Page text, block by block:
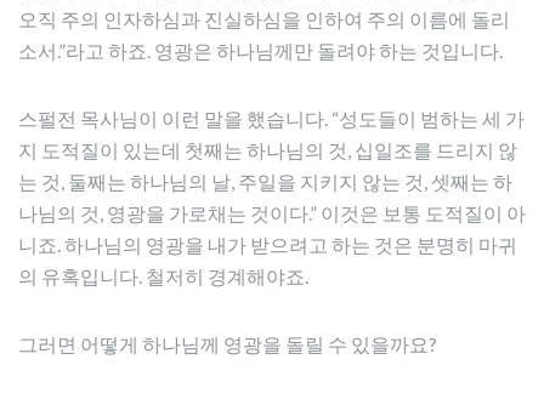
오직 주의 인자하심과 진실하심을 인하여 주의 이름에 돌리
소서.”라고 하죠. 영광은 하나님께만 돌려야 하는 것입니다.
스펄전 목사님이 이런 말을 했습니다. “성도들이 범하는 세 가
지 도적질이 있는데 첫째는 하나님의 것, 십일조를 드리지 않
는 것, 둘째는 하나님의 날, 주일을 지키지 않는 것, 셋째는 하
나님의 것, 영광을 가로채는 것이다.” 이것은 보통 도적질이 아
니죠. 하나님의 영광을 내가 받으려고 하는 것은 분명히 마귀
의 유혹입니다. 철저히 경계해야죠.
그러면 어떻게 하나님께 영광을 돌릴 수 있을까요?